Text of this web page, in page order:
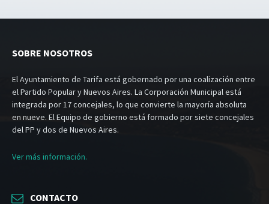
SOBRE NOSOTROS
El Ayuntamiento de Tarifa está gobernado por una coalización entre
el Partido Popular y Nuevos Aires. La Corporación Municipal está
integrada por 17 concejales, lo que convierte la mayoría absoluta
en nueve. El Equipo de gobierno está formado por siete concejales
del PP y dos de Nuevos Aires.
Ver más información.
CONTACTO